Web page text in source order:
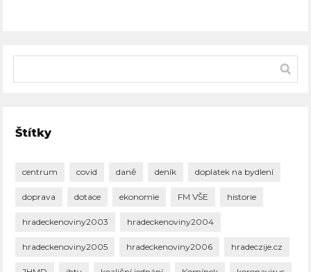
Štítky
centrum covid daně deník doplatek na bydlení
doprava dotace ekonomie FM VŠE historie
hradeckenoviny2003 hradeckenoviny2004
hradeckenoviny2005 hradeckenoviny2006 hradeczije.cz